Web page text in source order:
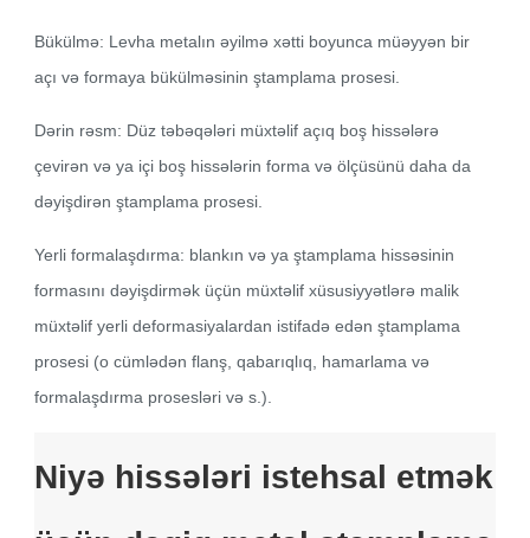
Bükülmə: Levha metalın əyilmə xətti boyunca müəyyən bir
açı və formaya bükülməsinin ştamplama prosesi.
Dərin rəsm: Düz təbəqələri müxtəlif açıq boş hissələrə
çevirən və ya içi boş hissələrin forma və ölçüsünü daha da
dəyişdirən ştamplama prosesi.
Yerli formalaşdırma: blankın və ya ştamplama hissəsinin
formasını dəyişdirmək üçün müxtəlif xüsusiyyətlərə malik
müxtəlif yerli deformasiyalardan istifadə edən ştamplama
prosesi (o cümlədən flanş, qabarıqlıq, hamarlama və
formalaşdırma prosesləri və s.).
Niyə hissələri istehsal etmək